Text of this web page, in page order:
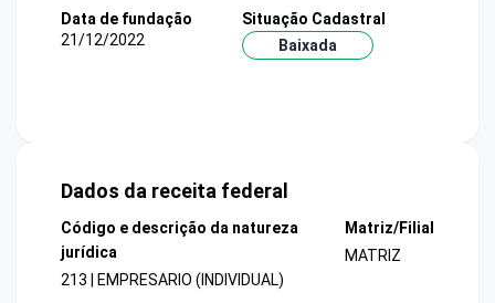
Data de fundação
21/12/2022
Situação Cadastral
Baixada
Dados da receita federal
Código e descrição da natureza
jurídica
213 | EMPRESARIO (INDIVIDUAL)
Matriz/Filial
MATRIZ